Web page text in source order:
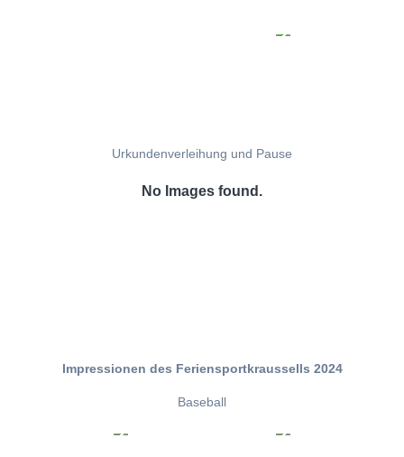
Urkundenverleihung und Pause
No Images found.
Impressionen des Feriensportkraussells 2024
Baseball